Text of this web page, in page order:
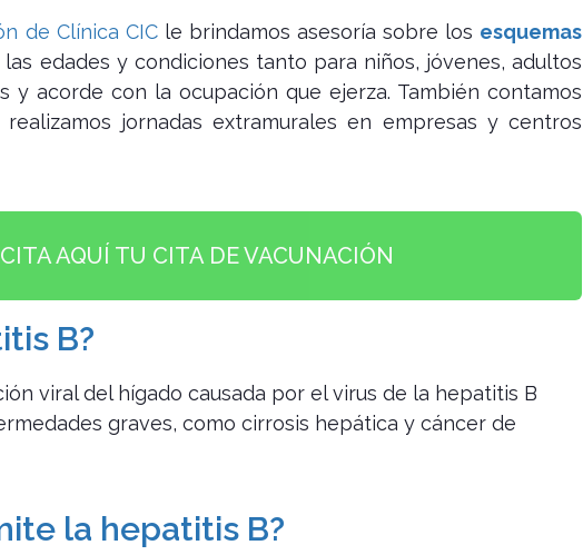
de Clínica CICle brindamos asesoría sobre los esquemas
edades y condiciones tanto para niños, jóvenes, adultos
y acorde con la ocupación que ejerza. También contamos
jornadas extramurales en empresas y centros
AQUÍ TU CITA DE VACUNACIÓN
B?
viral del hígado causada por el virus de la hepatitis B
graves, como cirrosis hepática y cáncer de
la hepatitis B?